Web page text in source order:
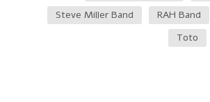
RAH Band
Steve Miller Band
Toto